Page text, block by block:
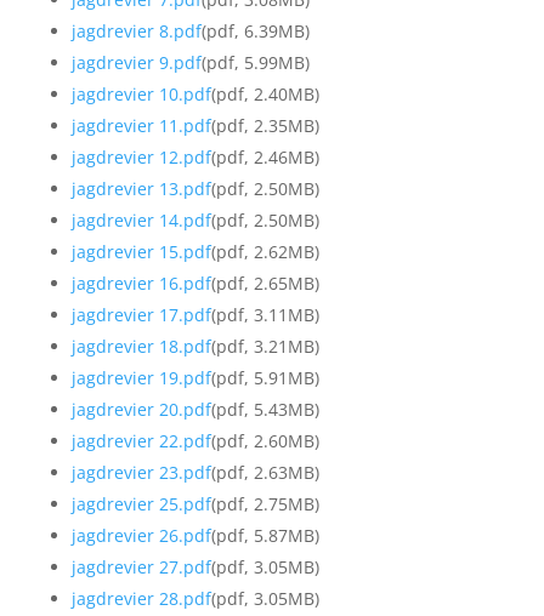
jagdrevier 8.pdf(pdf, 6.39MB)
jagdrevier 9.pdf(pdf, 5.99MB)
jagdrevier 10.pdf(pdf, 2.40MB)
jagdrevier 11.pdf(pdf, 2.35MB)
jagdrevier 12.pdf(pdf, 2.46MB)
jagdrevier 13.pdf(pdf, 2.50MB)
jagdrevier 14.pdf(pdf, 2.50MB)
jagdrevier 15.pdf(pdf, 2.62MB)
jagdrevier 16.pdf(pdf, 2.65MB)
jagdrevier 17.pdf(pdf, 3.11MB)
jagdrevier 18.pdf(pdf, 3.21MB)
jagdrevier 19.pdf(pdf, 5.91MB)
jagdrevier 20.pdf(pdf, 5.43MB)
jagdrevier 22.pdf(pdf, 2.60MB)
jagdrevier 23.pdf(pdf, 2.63MB)
jagdrevier 25.pdf(pdf, 2.75MB)
jagdrevier 26.pdf(pdf, 5.87MB)
jagdrevier 27.pdf(pdf, 3.05MB)
jagdrevier 28.pdf(pdf, 3.05MB)